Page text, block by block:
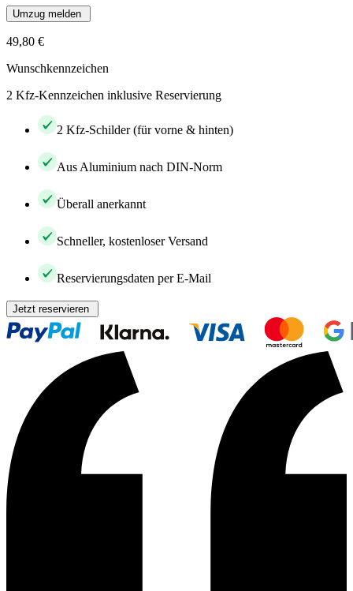
Umzug melden
49,80 €
Wunschkennzeichen
2 Kfz-Kennzeichen inklusive Reservierung
2 Kfz-Schilder (für vorne & hinten)
Aus Aluminium nach DIN-Norm
Überall anerkannt
Schneller, kostenloser Versand
Reservierungsdaten per E-Mail
Jetzt reservieren